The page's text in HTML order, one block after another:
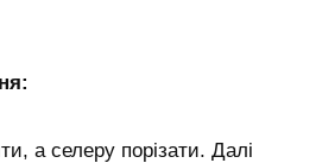
а селеру порізати. Далі